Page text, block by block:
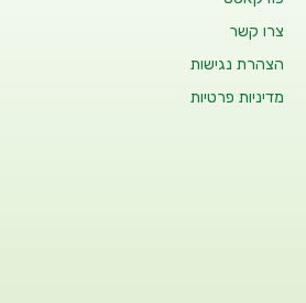
צרו קשר
הצהרת נגישות
מדיניות פרטיות